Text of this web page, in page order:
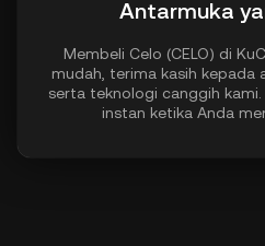
Antarmuka
Membeli Celo (CELO) di
mudah, terima kasih kepada
serta teknologi canggih kami.
instan ketika Anda